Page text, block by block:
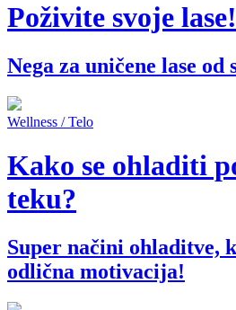
Poživite svoje lase!
Nega za uničene lase od
Wellness / Telo
Kako se ohladiti
teku?
Super načini ohladitve,
odlična motivacija!